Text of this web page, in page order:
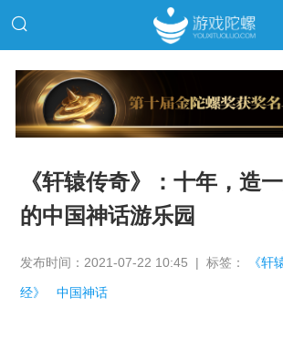
《轩辕传奇》：十年，造
的中国神话游乐园
发布时间：2021-07-22 10:45 | 标签： 《轩
经》 中国神话